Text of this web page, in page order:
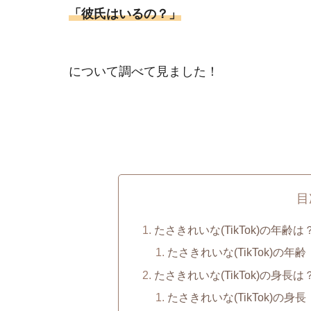
「彼氏はいるの？」
について調べて見ました！
たさきれいな(TikTok)の年齢は
たさきれいな(TikTok)の年齢
たさきれいな(TikTok)の身長は
たさきれいな(TikTok)の身長